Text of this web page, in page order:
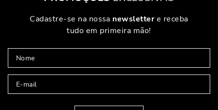
Cadastre-se na nossa newslettere receba
tudo em primeira mão!